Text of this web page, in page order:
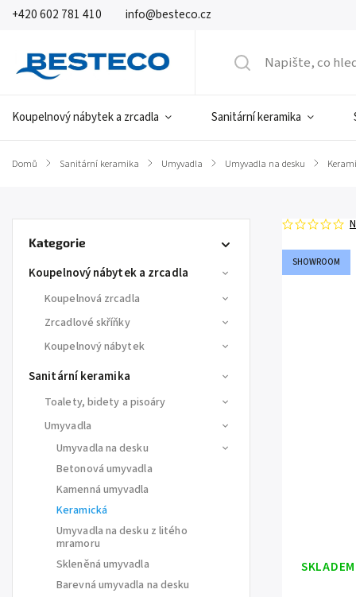
+420 602 781 410 info@besteco.cz
Koupelnový nábytek a zrcadla Sanitární keramika
Domů / Sanitární keramika / Umyvadla / Umyvadla na desku /
Kategorie
Koupelnový nábytek a zrcadla
Koupelnová zrcadla
Zrcadlové skříňky
Koupelnový nábytek
Sanitární keramika
Toalety, bidety a pisoáry
Umyvadla
Umyvadla na desku
Betonová umyvadla
Kamenná umyvadla
Keramická
Umyvadla na desku z litého
mramoru
Skleněná umyvadla
Barevná umyvadla na desku
SHOWROOM